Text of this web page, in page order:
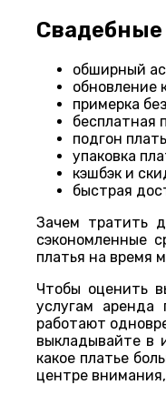
Свадебные
обширный
обновление
примерка
бесплатная
подгон
упаковка
кэшбэк и
быстрая
Зачем тратить
сэкономленные
платья на время
Чтобы оценить
услугам аренда
работают
выкладывайте в
какое платье
центре